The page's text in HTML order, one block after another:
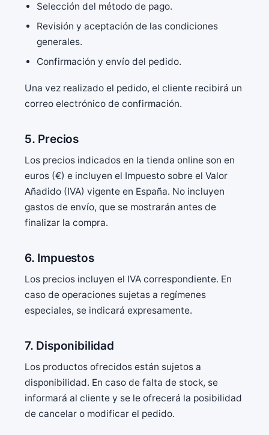
Selección del método de pago.
Revisión y aceptación de las condiciones
generales.
Confirmación y envío del pedido.
Una vez realizado el pedido, el cliente recibirá un
correo electrónico de confirmación.
5. Precios
Los precios indicados en la tienda online son en
euros (€) e incluyen el Impuesto sobre el Valor
Añadido (IVA) vigente en España. No incluyen
gastos de envío, que se mostrarán antes de
finalizar la compra.
6. Impuestos
Los precios incluyen el IVA correspondiente. En
caso de operaciones sujetas a regímenes
especiales, se indicará expresamente.
7. Disponibilidad
Los productos ofrecidos están sujetos a
disponibilidad. En caso de falta de stock, se
informará al cliente y se le ofrecerá la posibilidad
de cancelar o modificar el pedido.